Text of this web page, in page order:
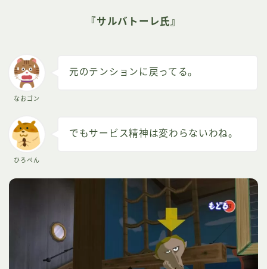
『サルバトーレ氏』
なおゴン
元のテンションに戻ってる。
ひろぺん
でもサービス精神は変わらないわね。